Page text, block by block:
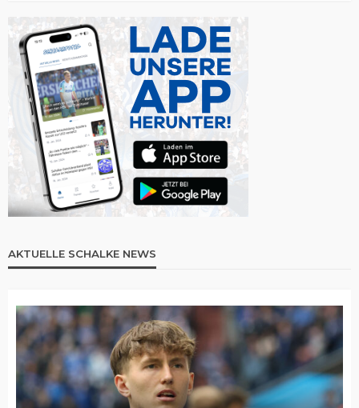
AKTUELLE SCHALKE NEWS